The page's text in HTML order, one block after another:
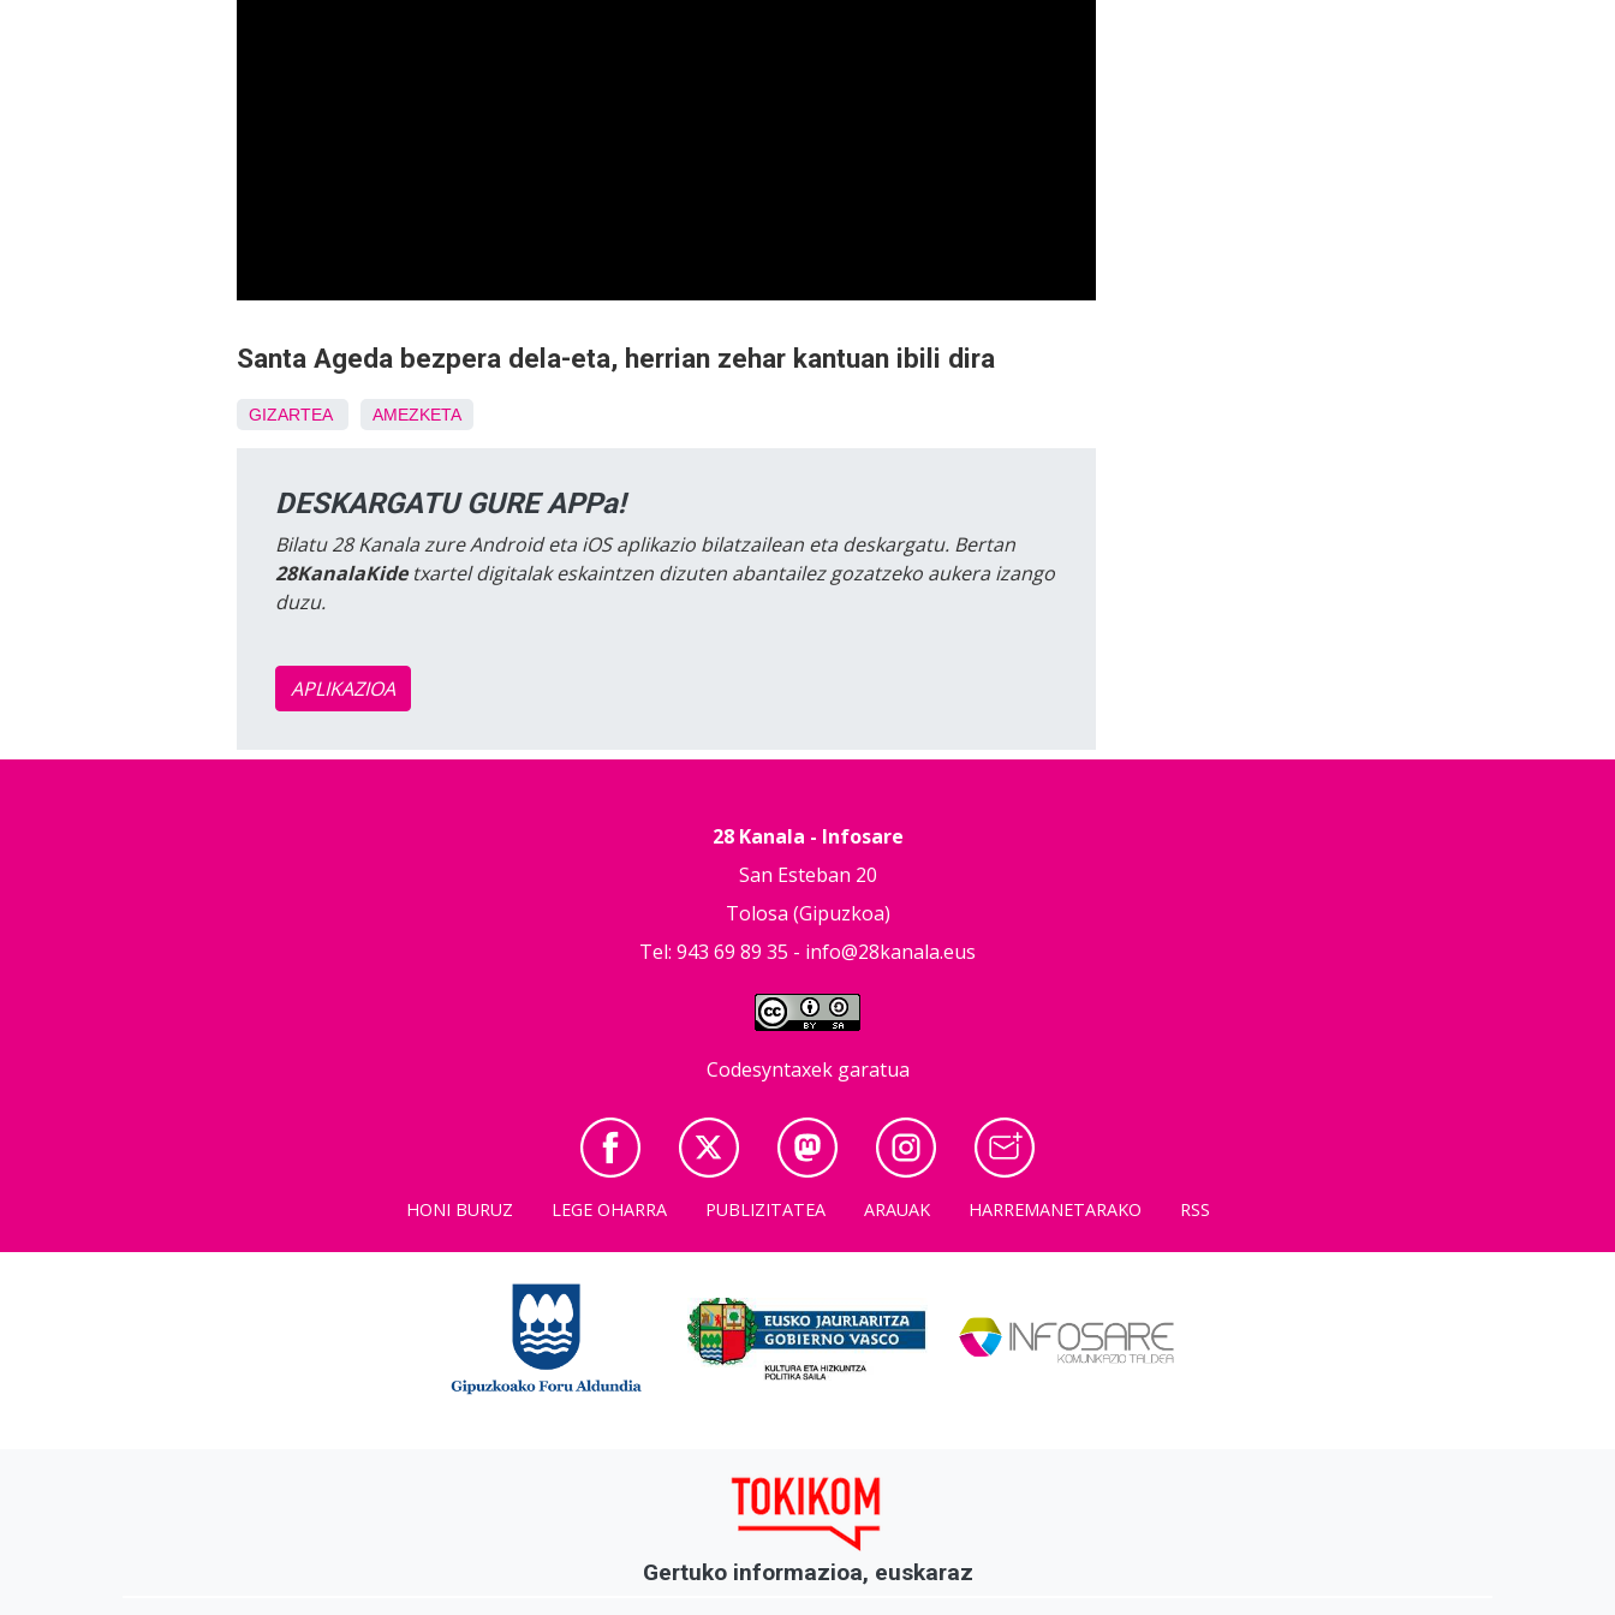
Santa Ageda bezpera dela-eta, herrian zehar kantuan ibili dira
GIZARTEA AMEZKETA
DESKARGATU GURE APPa!
Bilatu 28 Kanala zure Android eta iOS aplikazio bilatzailean eta deskargatu. Bertan
28KanalaKidetxartel digitalak eskaintzen dizuten abantailez gozatzeko aukera izango
duzu.
APLIKAZIOA
28 Kanala - Infosare
San Esteban 20
Tolosa (Gipuzkoa)
Tel: 943 69 89 35 - info@28kanala.eus
Codesyntaxek garatua
HONI BURUZ LEGE OHARRA PUBLIZITATEA ARAUAK HARREMANETARAKO RSS
Gertuko informazioa, euskaraz